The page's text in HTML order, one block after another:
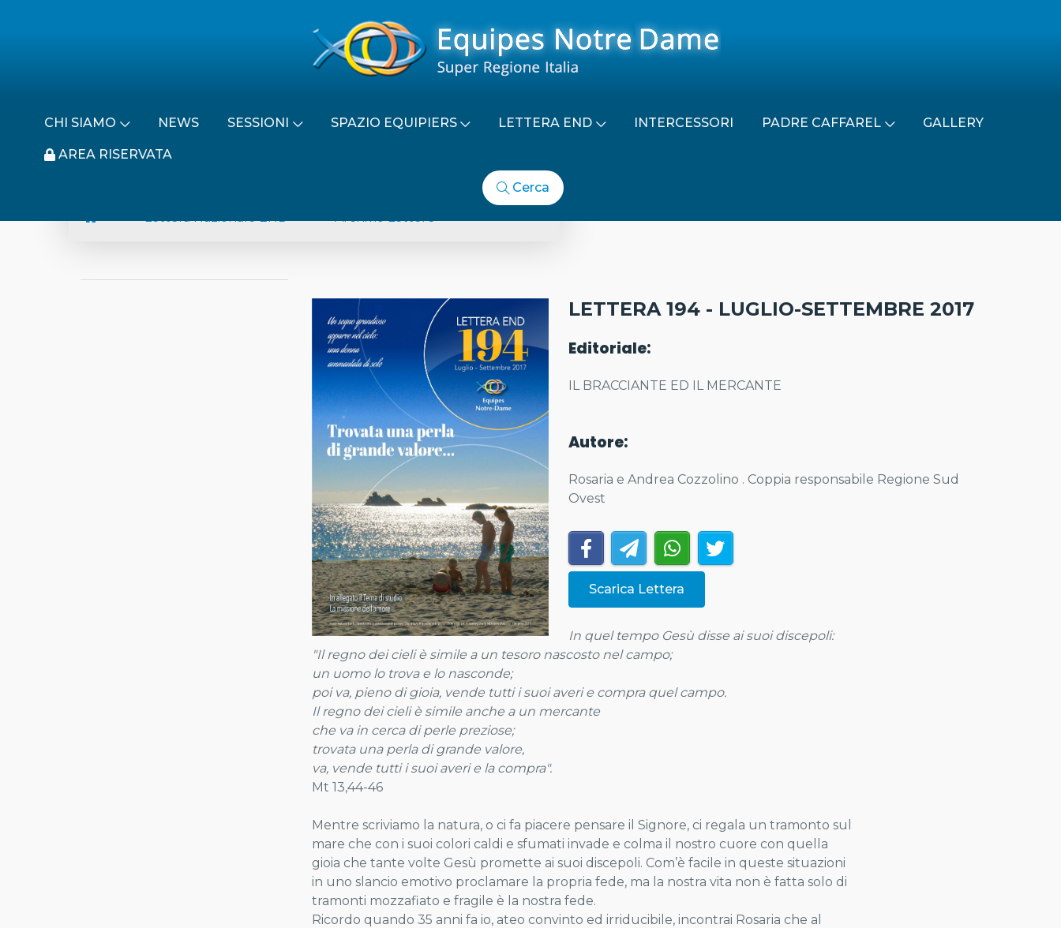
CHI SIAMO NEWS SESSIONI SPAZIO EQUIPIERS LETTERA END INTERCESSORI PADRE CAFFAREL GALLERY
AREA RISERVATA
Cerca
Lettera Nazionale END
Archivio Lettere
LETTERA 194 - LUGLIO-SETTEMBRE 2017
Editoriale:
IL BRACCIANTE ED IL MERCANTE
Autore:
Rosaria e Andrea Cozzolino . Coppia responsabile Regione Sud
Ovest
Scarica Lettera
In quel tempo Gesù disse ai suoi discepoli:
"Il regno dei cieli è simile a un tesoro nascosto nel campo;
un uomo lo trova e lo nasconde;
poi va, pieno di gioia, vende tutti i suoi averi e compra quel campo.
Il regno dei cieli è simile anche a un mercante
che va in cerca di perle preziose;
trovata una perla di grande valore,
va, vende tutti i suoi averi e la compra".
Mt 13,44-46
Mentre scriviamo la natura, o ci fa piacere pensare il Signore, ci regala un tramonto sul
mare che con i suoi colori caldi e sfumati invade e colma il nostro cuore con quella
gioia che tante volte Gesù promette ai suoi discepoli. Com’è facile in queste situazioni
in uno slancio emotivo proclamare la propria fede, ma la nostra vita non è fatta solo di
tramonti mozzafiato e fragile è la nostra fede.
Ricordo quando 35 anni fa io, ateo convinto ed irriducibile, incontrai Rosaria che al